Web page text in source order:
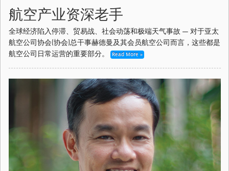
航空产业资深老手
全球经济陷入停滞、贸易战、社会动荡和极端天气事故 — 对于亚太
航空公司协会(协会)总干事赫德曼及其会员航空公司而言，这些都是
航空公司日常运营的重要部分。
Read More »